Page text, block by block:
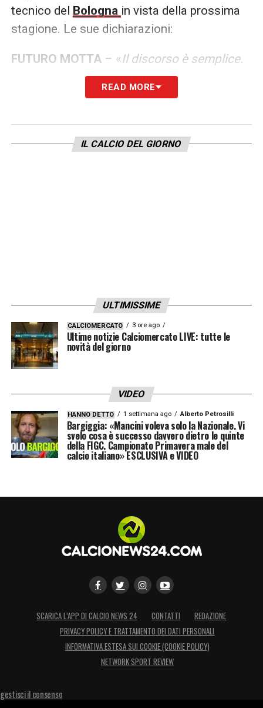
tecnico del Bologna in vista della prossima
stagione. Le sue dichiarazioni:
FUTURO MOTTA– «Il discorso è semplice.
Uno non si rende conto cosa sta facendo al
Bologna oggi. La priorità di Motta davvero
sulle sue spalle il peso di questa situazione
molto ambite ora»
LA PLAYLIST DELLE NOSTRE TOP NEWS
READ MORE
IL CALCIO DEL GIORNO
ULTIMISSIME
CALCIOMERCATO 3 ore ago
Ultime notizie Calciomercato LIVE: tutte le
novità del giorno
VIDEO
HANNO DETTO 1 settimana ago Alberto Petrosilli
Bargiggia: «Mancini voleva solo la Nazionale. Vi
svelo cosa è successo davvero dietro le quinte
della FIGC. Campionato Primavera male del
calcio italiano» ESCLUSIVA e VIDEO
SCARICA L’APP DI CALCIO NEWS 24 CONTATTI
REDAZIONE
PRIVACY POLICY E TRATTAMENTO DEI DATI PERSONALI
INFORMATIVA ESTESA SUI COOKIE (COOKIE POLICY)
NETWORK SPORT REVIEW
gestisci il consenso